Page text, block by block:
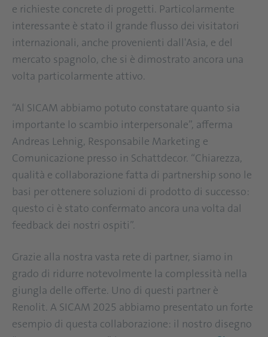
e richieste concrete di progetti. Particolarmente
interessante è stato il grande flusso dei visitatori
internazionali, anche provenienti dall'Asia, e del
mercato spagnolo, che si è dimostrato ancora una
volta particolarmente attivo.
“Al SICAM abbiamo potuto constatare quanto sia
importante lo scambio interpersonale”, afferma
Andreas Lehnig, Responsabile Marketing e
Comunicazione presso in Schattdecor. “Chiarezza,
qualità e collaborazione fatta di partnership sono le
basi per ottenere soluzioni di prodotto di successo:
questo ci è stato confermato ancora una volta dal
feedback dei nostri ospiti”.
Grazie alla nostra vasta rete di partner, siamo in
grado di ridurre notevolmente la complessità nella
giungla delle offerte. Uno di questi partner è
Renolit. A SICAM 2025 abbiamo presentato un forte
esempio di questa collaborazione: il nostro disegno